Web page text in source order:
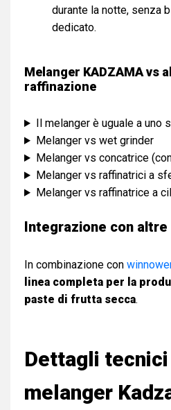
durante la notte, senza
dedicato.
Melanger KADZAMA vs
raffinazione
Il melanger è uguale a uno
Melanger vs wet grinder
Melanger vs concatrice
Melanger vs raffinatrici a
Melanger vs raffinatrice a
Integrazione con altre
In combinazione con
linea completa per la
paste di frutta secca.
Dettagli
melanger